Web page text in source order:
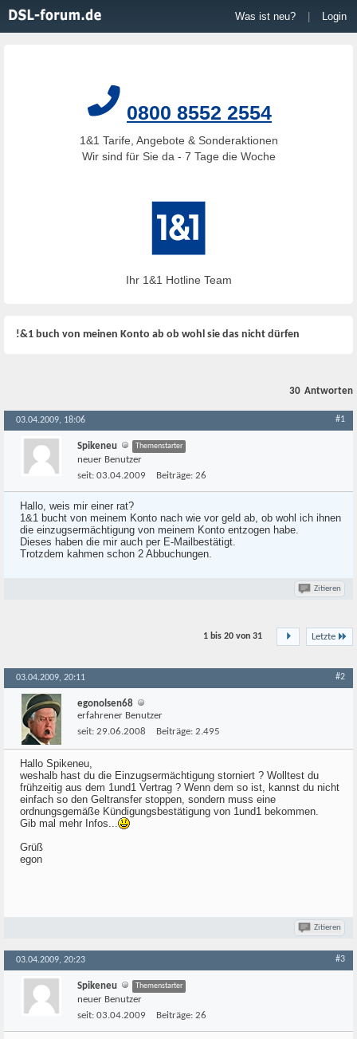
Was ist neu? Login
0800 8552 2554
1&1 Tarife, Angebote & Sonderaktionen
Wir sind für Sie da - 7 Tage die Woche
Ihr 1&1 Hotline Team
!&1 buch von meinen Konto ab ob wohl sie das nicht dürfen
30 Antworten
03.04.2009, 18:06 #1
Spikeneu Themenstarter
neuer Benutzer
seit: 03.04.2009 Beiträge: 26
Hallo, weis mir einer rat?
1&1 bucht von meinem Konto nach wie vor geld ab, ob wohl ich ihnen
die einzugsermächtigung von meinem Konto entzogen habe.
Dieses haben die mir auch per E-Mailbestätigt.
Trotzdem kahmen schon 2 Abbuchungen.
Zitieren
Letzte
1 bis 20 von 31
03.04.2009, 20:11 #2
egonolsen68
erfahrener Benutzer
seit: 29.06.2008 Beiträge: 2.495
Hallo Spikeneu,
weshalb hast du die Einzugsermächtigung storniert ? Wolltest du
frühzeitig aus dem 1und1 Vertrag ? Wenn dem so ist, kannst du nicht
einfach so den Geltransfer stoppen, sondern muss eine
ordnungsgemäße Kündigungsbestätigung von 1und1 bekommen.
Gib mal mehr Infos...
Grüß
egon
Zitieren
03.04.2009, 20:23 #3
Spikeneu Themenstarter
neuer Benutzer
seit: 03.04.2009 Beiträge: 26